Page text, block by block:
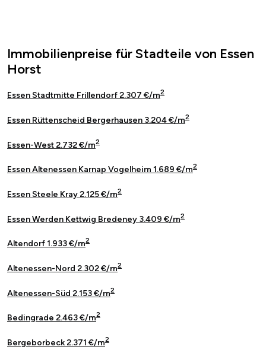
Immobilienpreise für Stadteile von Essen
Horst
Essen Stadtmitte Frillendorf 2.307 €/m2
Essen Rüttenscheid Bergerhausen 3.204 €/m2
Essen-West 2.732 €/m2
Essen Altenessen Karnap Vogelheim 1.689 €/m2
Essen Steele Kray 2.125 €/m2
Essen Werden Kettwig Bredeney 3.409 €/m2
Altendorf 1.933 €/m2
Altenessen-Nord 2.302 €/m2
Altenessen-Süd 2.153 €/m2
Bedingrade 2.463 €/m2
Bergeborbeck 2.371 €/m2